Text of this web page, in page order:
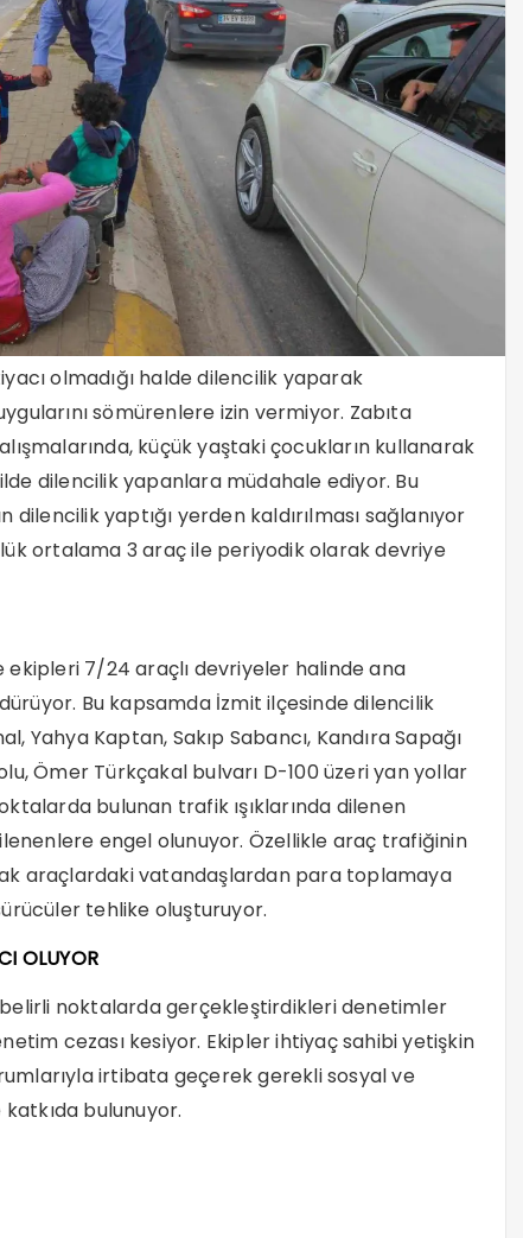
olmadığı halde dilencilik yaparak
sömürenlere izin vermiyor. Zabıta
küçük yaştaki çocukların kullanarak
dilencilik yapanlara müdahale ediyor. Bu
yaptığı yerden kaldırılması sağlanıyor
ortalama 3 araç ile periyodik olarak devriye
ekipleri 7/24 araçlı devriyeler halinde ana
Bu kapsamda İzmit ilçesinde dilencilik
Yahya Kaptan, Sakıp Sabancı, Kandıra Sapağı
Ömer Türkçakal bulvarı D-100 üzeri yan yollar
bulunan trafik ışıklarında dilenen
engel olunuyor. Özellikle araç trafiğinin
araçlardaki vatandaşlardan para toplamaya
tehlike oluşturuyor.
OLUYOR
belirli noktalarda gerçekleştirdikleri denetimler
cezası kesiyor. Ekipler ihtiyaç sahibi yetişkin
irtibata geçerek gerekli sosyal ve
bulunuyor.